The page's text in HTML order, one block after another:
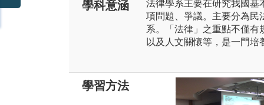
學科意涵
法律學系主要在研究我國基
項問題、爭議。主要分為民
系。「法律」之重點不僅有
以及人文關懷等，是一門培
學習方法